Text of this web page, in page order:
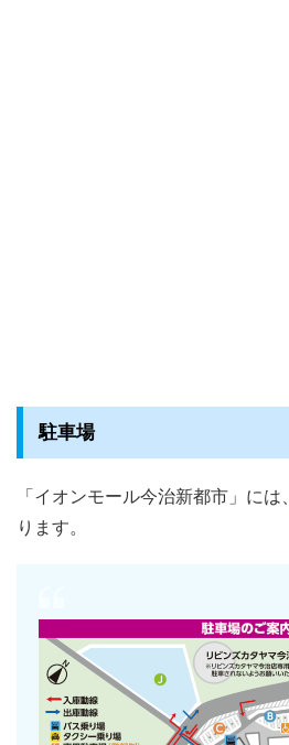
駐車場
「イオンモール今治新都市」には、
ります。